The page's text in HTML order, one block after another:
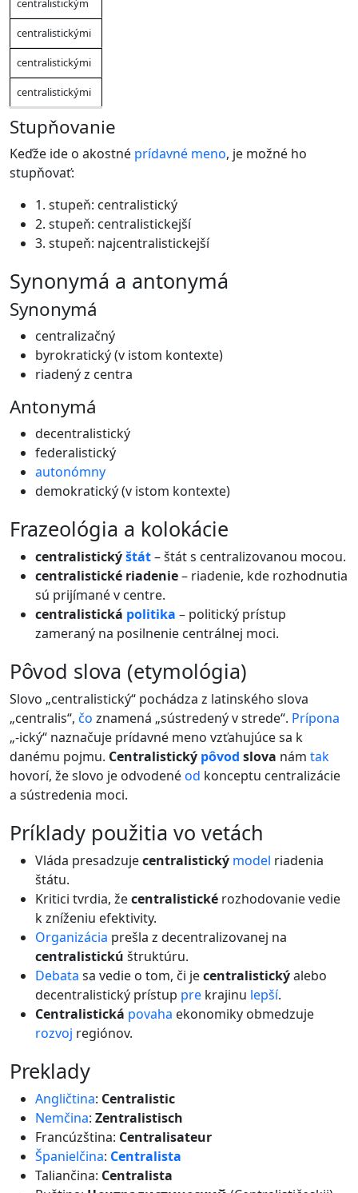
centralistickým
centralistickými
centralistickými
centralistickými
Stupňovanie
Keďže ide o akostné prídavné meno, je možné ho
stupňovať:
1. stupeň: centralistický
2. stupeň: centralistickejší
3. stupeň: najcentralistickejší
synonymá a antonymá
Synonymá
centralizačný
byrokratický (v istom kontexte)
riadený z centra
Antonymá
decentralistický
federalistický
autonómny
demokratický (v istom kontexte)
frazeológia a kolokácie
centralistickýštát– štát s centralizovanou mocou.
centralistické riadenie– riadenie, kde rozhodnutia
sú prijímané v centre.
centralistická politika – politický prístup
zameraný na posilnenie centrálnej moci.
pôvod slova (etymológia)
Slovo „centralistický“ pochádza z latinského slova
„centralis“, čo znamená „sústredený v strede“. Prípona
„-ický“ naznačuje prídavné meno vzťahujúce sa k
danému pojmu. Centralistický pôvod slova nám tak
hovorí, že slovo je odvodenéod konceptu centralizácie
a sústredenia moci.
príklady použitia vo vetách
Vláda presadzujecentralistický model riadenia
štátu.
Kritici tvrdia, žecentralistické rozhodovanie vedie
k zníženiu efektivity.
Organizácia prešla z decentralizovanej na
centralistickú štruktúru.
Debata sa vedie o tom, či jecentralistickýalebo
decentralistický prístup pre krajinu lepší.
Centralistická povaha ekonomiky obmedzuje
rozvoj regiónov.
preklady
Angličtina: Centralistic
Nemčina: Zentralistisch
Francúzština: Centralisateur
Španielčina: Centralista
Taliančina: Centralista